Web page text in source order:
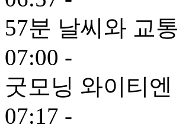
57분 날씨와 교통
07:00 -
굿모닝 와이티엔
07:17 -